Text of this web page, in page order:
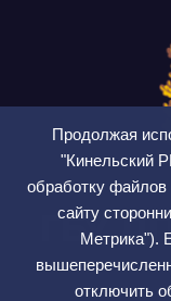
Продолжая
"Кинельский
обработку
сайту
Метрика").
отключить
ГБУ